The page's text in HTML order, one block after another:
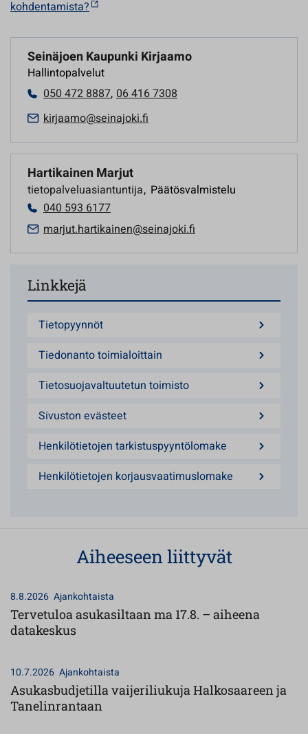
kohdentamista?
Seinäjoen Kaupunki Kirjaamo
Hallintopalvelut
050 472 8887, 06 416 7308
kirjaamo@seinajoki.fi
Hartikainen Marjut
tietopalveluasiantuntija, Päätösvalmistelu
040 593 6177
marjut.hartikainen@seinajoki.fi
Linkkejä
Tietopyynnöt
Tiedonanto toimialoittain
Tietosuojavaltuutetun toimisto
Sivuston evästeet
Henkilötietojen tarkistuspyyntölomake
Henkilötietojen korjausvaatimuslomake
Aiheeseen liittyvät
8.8.2026 Ajankohtaista
Tervetuloa asukasiltaan ma 17.8. – aiheena
datakeskus
10.7.2026 Ajankohtaista
Asukasbudjetilla vaijeriliukuja Halkosaareen ja
Tanelinrantaan